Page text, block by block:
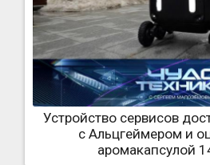
Устройство сервисов
с Альцгеймером и
аромакапсулой